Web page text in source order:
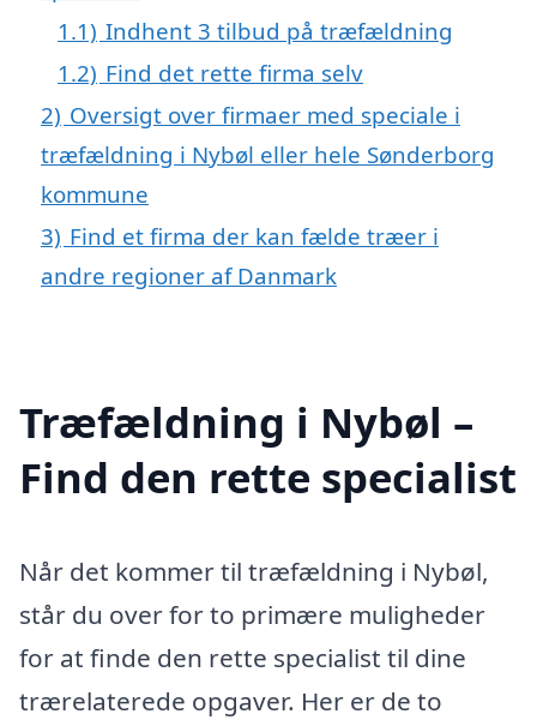
1.1) Indhent 3 tilbud på træfældning
1.2) Find det rette firma selv
2) Oversigt over firmaer med speciale i
træfældning i Nybøl eller hele Sønderborg
kommune
3) Find et firma der kan fælde træer i
andre regioner af Danmark
Træfældning i Nybøl –
Find den rette specialist
Når det kommer til træfældning i Nybøl,
står du over for to primære muligheder
for at finde den rette specialist til dine
trærelaterede opgaver. Her er de to